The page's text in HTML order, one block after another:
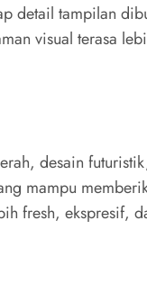
detail tampilan
visual terasa
desain
mampu
fresh, ekspresif,